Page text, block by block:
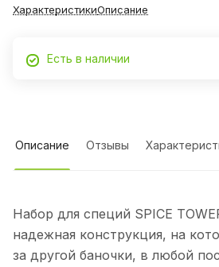
ХарактеристикиОписание
Есть в наличии
Описание Отзывы
Набор для специй SPICE
надежная конструкция, на
за другой баночки, в любой